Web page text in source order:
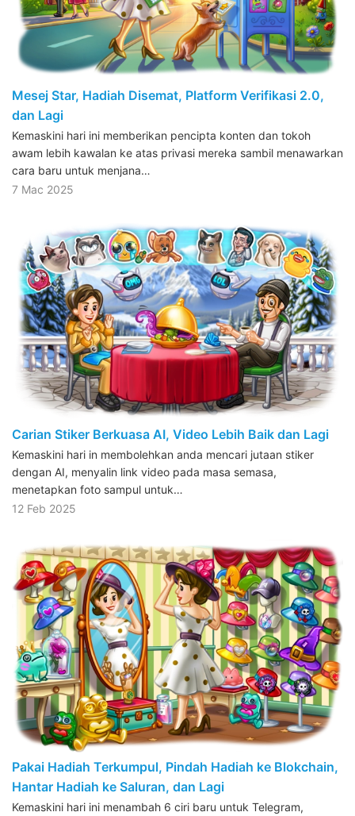
Mesej Star, Hadiah Disemat, Platform Verifikasi 2.0,
dan Lagi
Kemaskini hari ini memberikan pencipta konten dan tokoh
awam lebih kawalan ke atas privasi mereka sambil menawarkan
cara baru untuk menjana…
7 Mac 2025
Carian Stiker Berkuasa AI, Video Lebih Baik dan Lagi
Kemaskini hari in membolehkan anda mencari jutaan stiker
dengan AI, menyalin link video pada masa semasa,
menetapkan foto sampul untuk…
12 Feb 2025
Pakai Hadiah Terkumpul, Pindah Hadiah ke Blokchain,
Hantar Hadiah ke Saluran, dan Lagi
Kemaskini hari ini menambah 6 ciri baru untuk Telegram,